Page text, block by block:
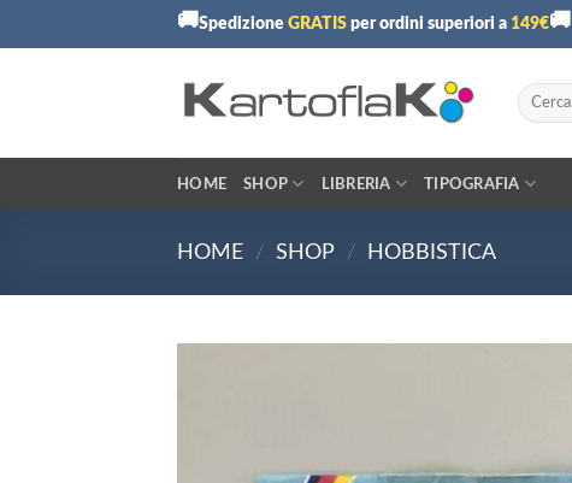
🚚Spedizione GRATIS per ordini superiori a 149€🚚
Cerca:
HOME SHOP LIBRERIA TIPOGRAFIA
HOME / SHOP / HOBBISTICA